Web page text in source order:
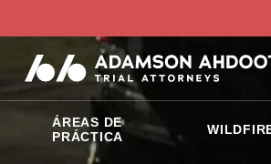
ÁREAS DE
PRÁCTICA